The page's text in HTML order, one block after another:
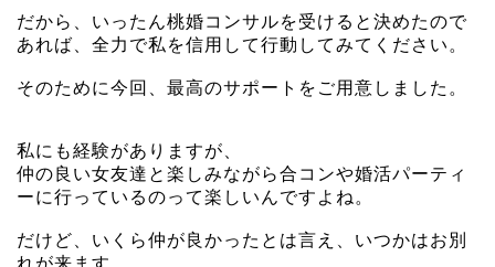
だから、いったん桃婚コンサルを受けると決めたので
あれば、全力で私を信用して行動してみてください。
そのために今回、最高のサポートをご用意しました。
私にも経験がありますが、
仲の良い女友達と楽しみながら合コンや婚活パーティ
ーに行っているのって楽しいんですよね。
だけど、いくら仲が良かったとは言え、いつかはお別
れが来ます。